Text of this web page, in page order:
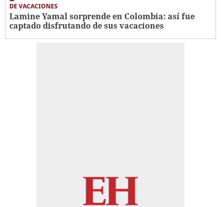
DE VACACIONES
Lamine Yamal sorprende en Colombia: así fue
captado disfrutando de sus vacaciones